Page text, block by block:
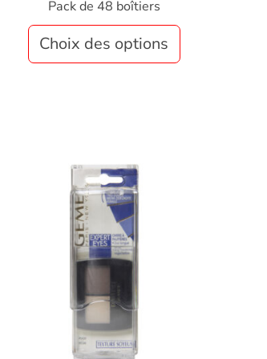
Pack de 48 boîtiers
Choix des options